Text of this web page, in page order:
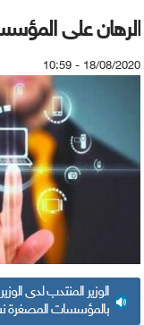
الرهان على
18/08/2020 - 10:59
الوزير المنتدب لدى
بالمؤسسات المصغرة